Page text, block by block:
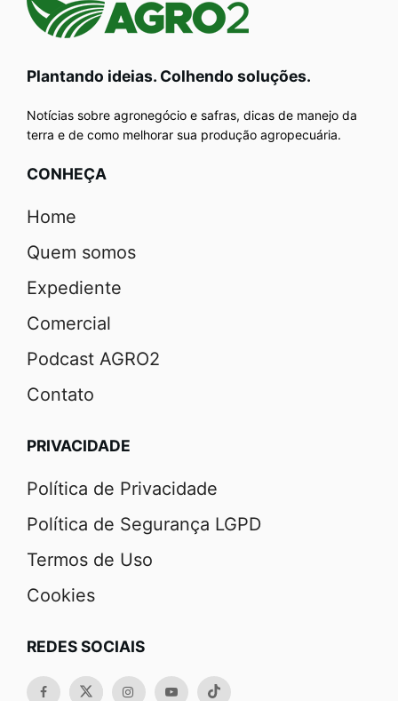
Plantando ideias. Colhendo soluções.
Notícias sobre agronegócio e safras, dicas de manejo da
terra e de como melhorar sua produção agropecuária.
CONHEÇA
Home
Quem somos
Expediente
Comercial
Podcast AGRO2
Contato
PRIVACIDADE
Política de Privacidade
Política de Segurança LGPD
Termos de Uso
Cookies
REDES SOCIAIS